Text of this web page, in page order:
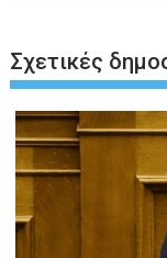
Σχετικές